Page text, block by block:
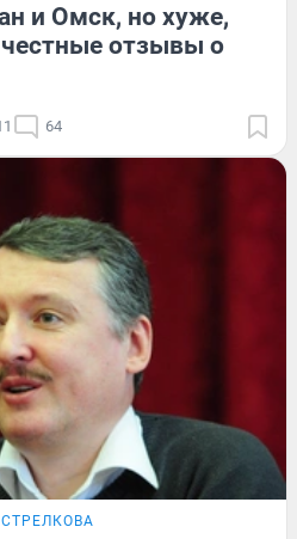
и Омск, но хуже,
отзывы о
64